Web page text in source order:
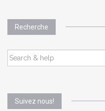
Recherche
SEARCH
FOR:
Suivez nous!